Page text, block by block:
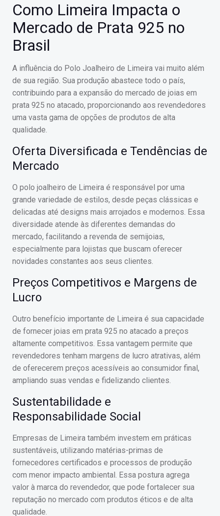
Como Limeira Impacta o
Mercado de Prata 925 no
Brasil
A influência do Polo Joalheiro de Limeira vai muito além
de sua região. Sua produção abastece todo o país,
contribuindo para a expansão do mercado de joias em
prata 925 no atacado, proporcionando aos revendedores
uma vasta gama de opções de produtos de alta
qualidade.
Oferta Diversificada e Tendências de
Mercado
O polo joalheiro de Limeira é responsável por uma
grande variedade de estilos, desde peças clássicas e
delicadas até designs mais arrojados e modernos. Essa
diversidade atende às diferentes demandas do
mercado, facilitando a revenda de semijoias,
especialmente para lojistas que buscam oferecer
novidades constantes aos seus clientes.
Preços Competitivos e Margens de
Lucro
Outro benefício importante de Limeira é sua capacidade
de fornecer joias em prata 925 no atacado a preços
altamente competitivos. Essa vantagem permite que
revendedores tenham margens de lucro atrativas, além
de oferecerem preços acessíveis ao consumidor final,
ampliando suas vendas e fidelizando clientes.
Sustentabilidade e
Responsabilidade Social
Empresas de Limeira também investem em práticas
sustentáveis, utilizando matérias-primas de
fornecedores certificados e processos de produção
com menor impacto ambiental. Essa postura agrega
valor à marca do revendedor, que pode fortalecer sua
reputação no mercado com produtos éticos e de alta
qualidade.